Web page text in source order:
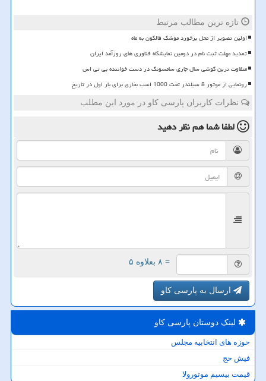
تازه ترین مطالب مرتبط
اولین تصویر از محل برخورد موشک فالکون به ماه
تمدید مهلت ثبت نام در دومین نمایشگاه فناوری های روزآمد ایران
متفاوت ترین گوشی سال جاری سامسونگ در دست خواننده بی تی اس
رونمایی از موتور 8 سیلندر تخت 1000 اسب بخاری برای بار اول در تاریخ
نظرات کاربران پارسی کاو در مورد این مطلب
لطفا شما همنظر دهید
= ۸ بعلاوه ۵
ارسال به پارسی کاو
لینک دوستان پارسی كاو
حوزه های انتخابیه مجلس
فیش حج
قیمت بیسیم موتورولا